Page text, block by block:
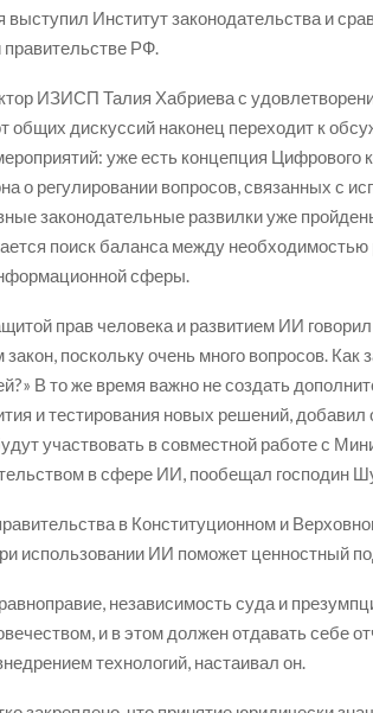
выступил Институт законодательства и
РФ.
ИЗИСП Талия Хабриева с
общих дискуссий наконец переходит к
уже есть концепция Цифрового
о регулировании вопросов, связанных с
законодательные развилки уже
поиск баланса между необходимостью
сферы.
прав человека и развитием ИИ
поскольку очень много вопросов. Как
В то же время важно не создать
и тестирования новых решений,
участвовать в совместной работе с
в сфере ИИ, пообещал господин
в Конституционном и
использовании ИИ поможет ценностный
независимость суда и
и в этом должен отдавать себе
технологий, настаивал он.